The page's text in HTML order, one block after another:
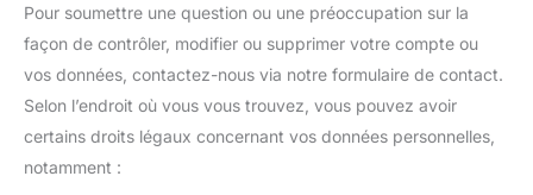
Pour soumettre une question ou une préoccupation sur la
façon de contrôler, modifier ou supprimer votre compte ou
vos données, contactez-nous via notre formulaire de contact.
Selon l’endroit où vous vous trouvez, vous pouvez avoir
certains droits légaux concernant vos données personnelles,
notamment :